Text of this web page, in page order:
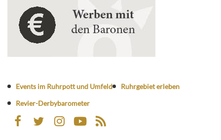
Events im Ruhrpott und Umfeld
Ruhrgebiet erleben
Revier-Derbybarometer